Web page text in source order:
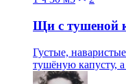
Щи с тушеной
Густые,
тушёную капусту,